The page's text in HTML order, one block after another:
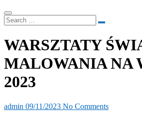
WARSZTATY
MALOWANIA NA
2023
admin 09/11/2023 No Comments